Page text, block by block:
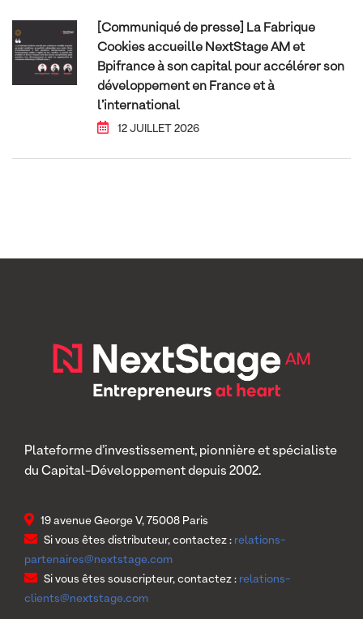
[Communiqué de presse] La Fabrique
Cookies accueille NextStage AM et
Bpifrance à son capital pour accélérer son
développement en France et à
l’international
12 JUILLET 2026
Plateforme d’investissement, pionnière et spécialiste
du Capital-Développement depuis 2002.
19 avenue George V, 75008 Paris
Si vous êtes distributeur, contactez : relations-
partenaires@nextstage.com
Si vous êtes souscripteur, contactez : relations-
clients@nextstage.com